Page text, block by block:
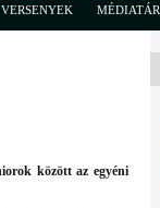
VERSENYEK MÉDIATÁR
között az egyéni